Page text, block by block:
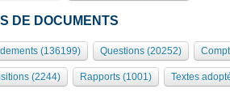
DE DOCUMENTS
(136199) Questions (20252)
(2244) Rapports (1001) Textes